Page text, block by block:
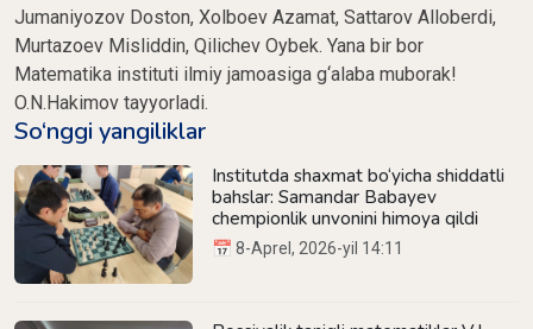
Jumaniyozov Doston, Xolboev Azamat, Sattarov Alloberdi,
Murtazoev Misliddin, Qilichev Oybek. Yana bir bor
Matematika instituti ilmiy jamoasiga g‘alaba muborak!
O.N.Hakimov tayyorladi.
So‘nggi yangiliklar
Institutda shaxmat bo‘yicha shiddatli
bahslar: Samandar Babayev
chempionlik unvonini himoya qildi
📅 8-Aprel, 2026-yil 14:11